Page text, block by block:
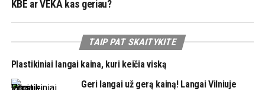
KBE ar VEKA kas geriau?
TAIP PAT SKAITYKITE
Plastikiniai langai kaina, kuri keičia viską
Geri langai už gerą kainą! Langai Vilniuje